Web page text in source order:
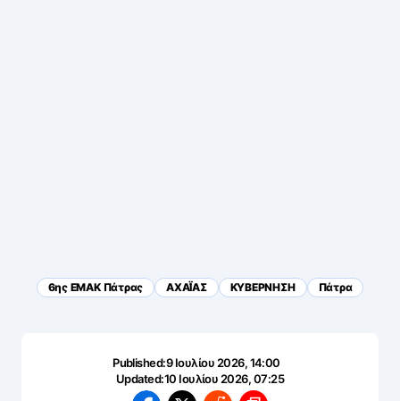
6ης ΕΜΑΚ Πάτρας ΑΧΑΪ́ΑΣ ΚΥΒΕΡΝΗΣΗ Πάτρα
Published:9 Ιουλίου 2026, 14:00
Updated:10 Ιουλίου 2026, 07:25